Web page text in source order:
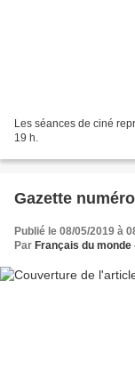
Les séances de ciné
19 h.
Gazette
Publié le 08/05/2019 à
Par Français du monde